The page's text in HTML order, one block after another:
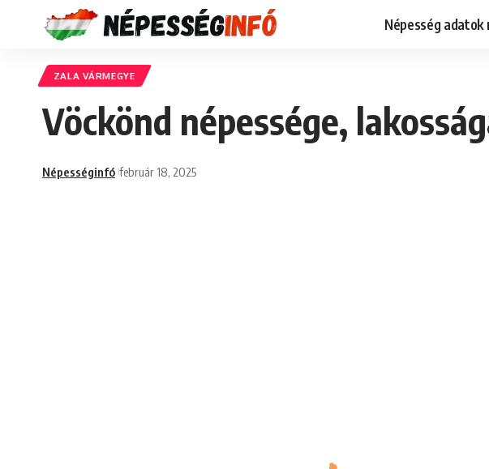
Népesség adatok
ZALA VÁRMEGYE
Vöckönd népessége,
Népességinfó február 18, 2025